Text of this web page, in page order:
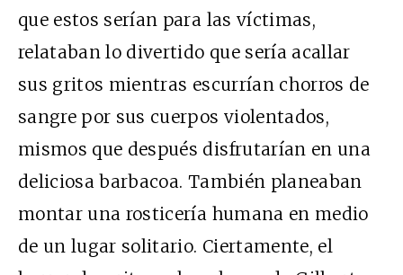
que estos serían para las víctimas,
relataban lo divertido que sería acallar
sus gritos mientras escurrían chorros de
sangre por sus cuerpos violentados,
mismos que después disfrutarían en una
deliciosa barbacoa. También planeaban
montar una rosticería humana en medio
de un lugar solitario. Ciertamente, el